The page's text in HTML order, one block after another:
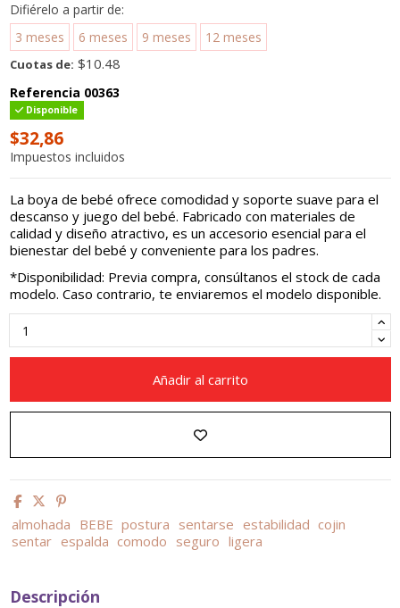
Difiérelo a partir de:
3 meses
6 meses 9 meses 12 meses
Cuotas de: $10.48
Referencia 00363
Disponible
$32,86
Impuestos incluidos
La boya de bebé ofrece comodidad y soporte suave para el
descanso y juego del bebé. Fabricado con materiales de
calidad y diseño atractivo, es un accesorio esencial para el
bienestar del bebé y conveniente para los padres.
*Disponibilidad: Previa compra, consúltanos el stock de cada
modelo. Caso contrario, te enviaremos el modelo disponible.
Añadir al carrito
almohada BEBE postura sentarse estabilidad cojin
sentar espalda comodo seguro ligera
Descripción